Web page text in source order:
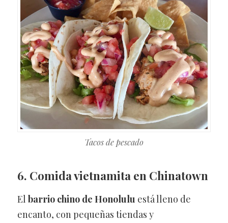
Tacos de pescado
6. Comida vietnamita en Chinatown
El barrio chino de Honolulu está lleno de
encanto, con pequeñas tiendas y